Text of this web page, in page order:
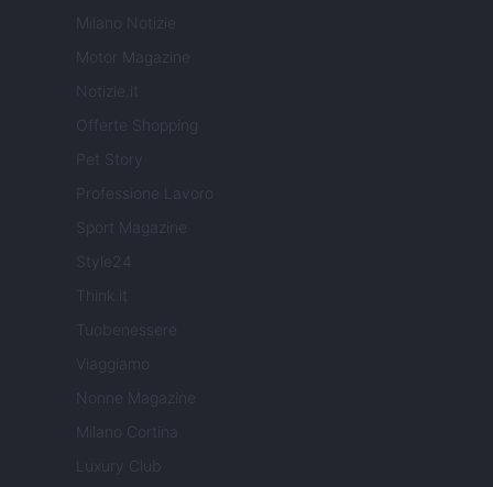
Milano Notizie
Motor Magazine
Notizie.it
Offerte Shopping
Professione Lavoro
Sport Magazine
Style24
Think.it
Tuobenessere
Viaggiamo
Nonne Magazine
Milano Cortina
Luxury Club